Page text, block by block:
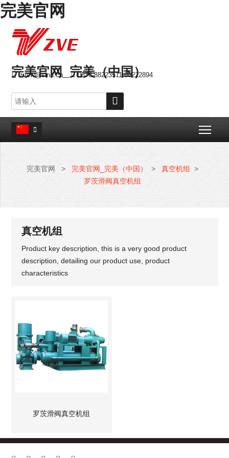
完美官网
完美官网_完美（中国）
 zvew@sina.cn  0576-88223511 88222894


完美官网 > 完美官网_完美（中国） > 真空机组
>
罗茨滑阀真空机组
真空机组
Product key description, this is a very good product
description, detailing our product use, product
characteristics
罗茨滑阀真空机组